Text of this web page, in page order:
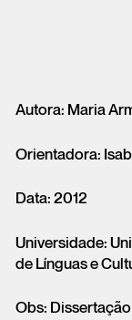
Autora: Maria
Orientadora:
Data: 2012
Universidade:
de Línguas e
Obs: